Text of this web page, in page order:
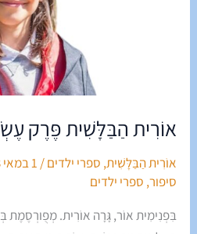
אוֹרִית הַבַּלָּשִׁית פֶּרֶק
אוֹרִית הַבַּלָּשִׁית, ספרי ילדים/ 1 במאי 2023
סיפור, ספרי ילדים
בִּפְנִימִית אוֹר, גָּרָה אוֹרִית.